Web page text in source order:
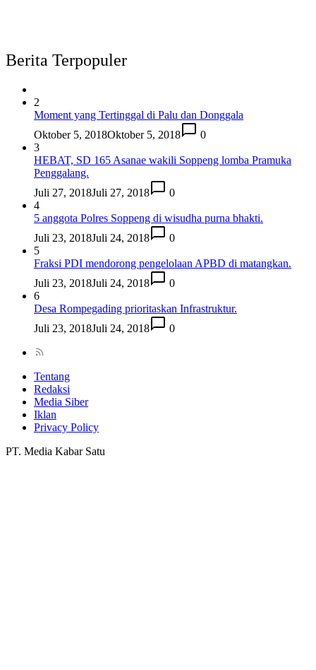
Berita Terpopuler
2
Moment yang Tertinggal di Palu dan Donggala
Oktober 5, 2018Oktober 5, 2018
0
3
HEBAT, SD 165 Asanae wakili Soppeng lomba Pramuka
Penggalang.
Juli 27, 2018Juli 27, 2018
0
4
5 anggota Polres Soppeng di wisudha purna bhakti.
Juli 23, 2018Juli 24, 2018
0
5
Fraksi PDI mendorong pengelolaan APBD di matangkan.
Juli 23, 2018Juli 24, 2018
0
6
Desa Rompegading prioritaskan Infrastruktur.
Juli 23, 2018Juli 24, 2018 0
Tentang
Redaksi
Media Siber
Iklan
Privacy Policy
PT. Media Kabar Satu